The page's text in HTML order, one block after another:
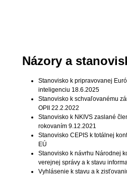
Názory a
Stanovisko k pripravovanej
inteligenciu 18.6.2025
Stanovisko k schvaľovanému
OPII 22.2.2022
Stanovisko k NKIVS zaslané
rokovaním 9.12.2021
Stanovisko CEPIS k totálnej
EÚ
Stanovisko k návrhu Národnej
verejnej správy a k stavu
Vyhlásenie k stavu a k